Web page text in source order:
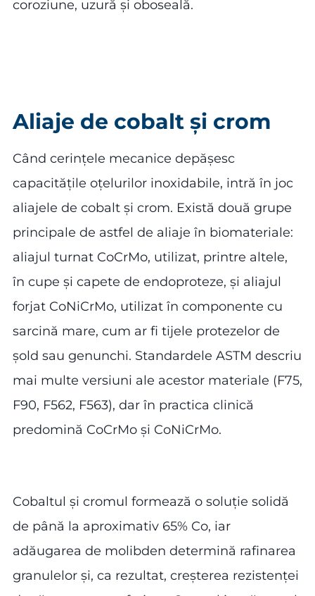
coroziune, uzură și oboseală.
Aliaje de cobalt și crom
Când cerințele mecanice depășesc
capacitățile oțelurilor inoxidabile, intră în joc
aliajele de cobalt și crom. Există două grupe
principale de astfel de aliaje în biomateriale:
aliajul turnat CoCrMo, utilizat, printre altele,
în cupe și capete de endoproteze, și aliajul
forjat CoNiCrMo, utilizat în componente cu
sarcină mare, cum ar fi tijele protezelor de
șold sau genunchi. Standardele ASTM descriu
mai multe versiuni ale acestor materiale (F75,
F90, F562, F563), dar în practica clinică
predomină CoCrMo și CoNiCrMo.
Cobaltul și cromul formează o soluție solidă
de până la aproximativ 65% Co, iar
adăugarea de molibden determină rafinarea
granulelor și, ca rezultat, creșterea rezistenței